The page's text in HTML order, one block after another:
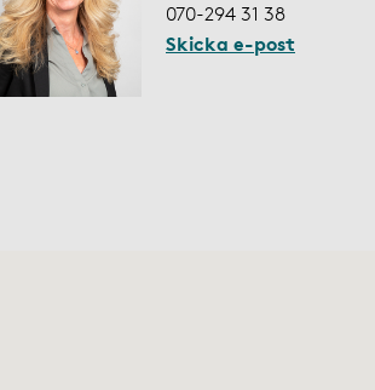
070-294 31 38
Skicka e-post